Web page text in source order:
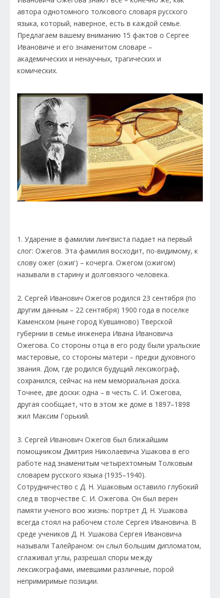
автора однотомного толкового словаря русского
языка, который, наверное, есть в каждой семье.
Предлагаем вашему вниманию 15 фактов о Сергее
Ивановиче и его знаменитом словаре –
академических и ненаучных, трагических и
комических.
1. Ударение в фамилии лингвиста падает на первый
слог: Ожегов. Эта фамилия восходит, по-видимому, к
слову ожег (ожиг) – кочерга. Ожегом (ожигом)
называли в старину и долговязого человека.
2. Сергей Иванович Ожегов родился 23 сентября (по
другим данным – 22 сентября) 1900 года в поселке
Каменском (ныне город Кувшиново) Тверской
губернии в семье инженера Ивана Ивановича
Ожегова. Со стороны отца в его роду были уральские
мастеровые, со стороны матери – предки духовного
звания. Дом, где родился будущий лексикограф,
сохранился, сейчас на нем мемориальная доска.
Точнее, две доски: одна – в честь С. И. Ожегова,
другая сообщает, что в этом же доме в 1897–1898
жил Максим Горький.
3. Сергей Иванович Ожегов был ближайшим
помощником Дмитрия Николаевича Ушакова в его
работе над знаменитым четырехтомным Толковым
словарем русского языка (1935–1940).
Сотрудничество с Д. Н. Ушаковым оставило глубокий
след в творчестве С. И. Ожегова. Он был верен
памяти ученого всю жизнь: портрет Д. Н. Ушакова
всегда стоял на рабочем столе Сергея Ивановича. В
среде учеников Д. Н. Ушакова Сергея Ивановича
называли Талейраном: он слыл большим дипломатом,
сглаживал углы, разрешал споры между
лексикографами, имевшими различные, порой
непримиримые позиции.